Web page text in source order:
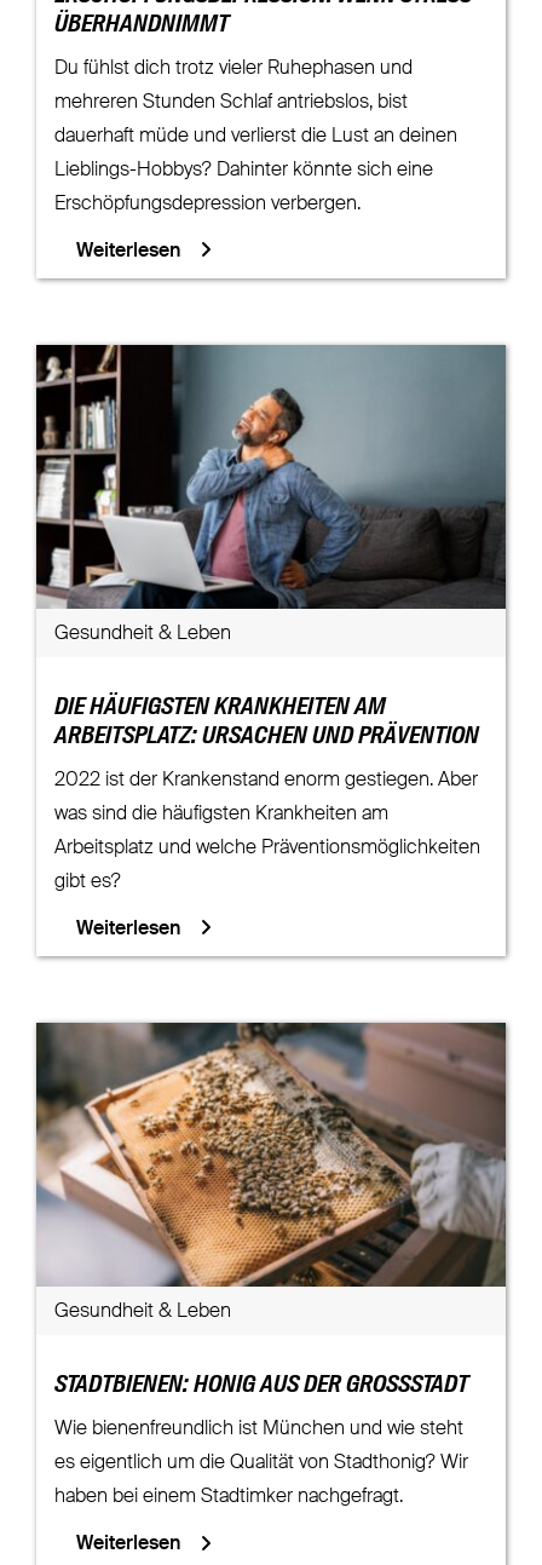
ÜBERHANDNIMMT
Du fühlst dich trotz vieler Ruhephasen und
mehreren Stunden Schlaf antriebslos, bist
dauerhaft müde und verlierst die Lust an deinen
Lieblings-Hobbys? Dahinter könnte sich eine
Erschöpfungsdepression verbergen.
Weiterlesen
Gesundheit & Leben
DIE HÄUFIGSTEN KRANKHEITEN AM
ARBEITSPLATZ: URSACHEN UND PRÄVENTION
2022 ist der Krankenstand enorm gestiegen. Aber
was sind die häufigsten Krankheiten am
Arbeitsplatz und welche Präventionsmöglichkeiten
gibt es?
Weiterlesen
Gesundheit & Leben
STADTBIENEN: HONIG AUS DER GROSSSTADT
Wie bienenfreundlich ist München und wie steht
es eigentlich um die Qualität von Stadthonig? Wir
haben bei einem Stadtimker nachgefragt.
Weiterlesen